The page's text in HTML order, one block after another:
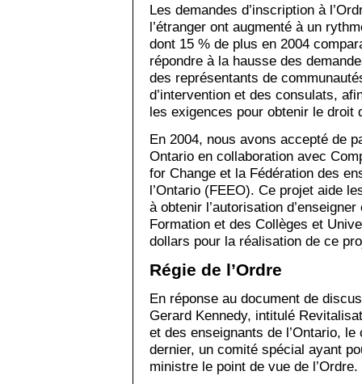
Les demandes d’inscription à
l’étranger ont augmenté à un
dont 15 % de plus en 2004
répondre à la hausse des
des représentants de
d’intervention et des consulats,
les exigences pour obtenir le droit
En 2004, nous avons accepté de
Ontario en collaboration avec
for Change et la Fédération des
l’Ontario (FEEO). Ce projet aide
à obtenir l’autorisation
Formation et des Collèges et
dollars pour la réalisation de ce
Régie de l’Ordre
En réponse au document de
Gerard Kennedy, intitulé
et des enseignants de l’Ontario,
dernier, un comité spécial ayant
ministre le point de vue de l’Ordre.